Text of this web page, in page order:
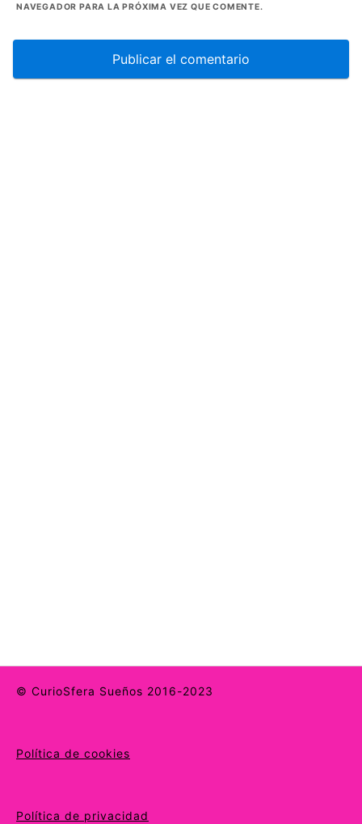
NAVEGADOR PARA LA PRÓXIMA VEZ QUE COMENTE.
© CurioSfera Sueños 2016-2023
Política de cookies
Política de privacidad